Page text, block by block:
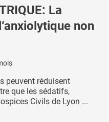
La
non
peuvent réduisent
que les sédatifs,
Civils de Lyon ...